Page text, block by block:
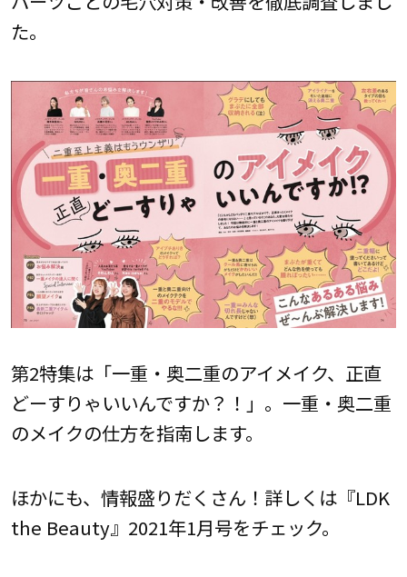
た。
第2特集は「一重・奥二重のアイメイク、正直
どーすりゃいいんですか？！」。一重・奥二重
のメイクの仕方を指南します。
ほかにも、情報盛りだくさん！詳しくは『LDK
the Beauty』2021年1月号をチェック。